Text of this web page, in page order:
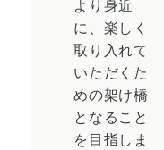
より身近
に、楽しく
取り入れて
いただくた
めの架け橋
となること
を目指しま